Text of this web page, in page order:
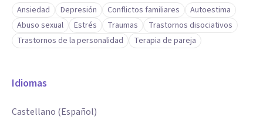
Ansiedad Depresión Conflictos familiares
Autoestima
Abuso sexual
Estrés Traumas
Trastornos disociativos
Trastornos de la personalidad
Terapia de pareja
Idiomas
Castellano (Español)